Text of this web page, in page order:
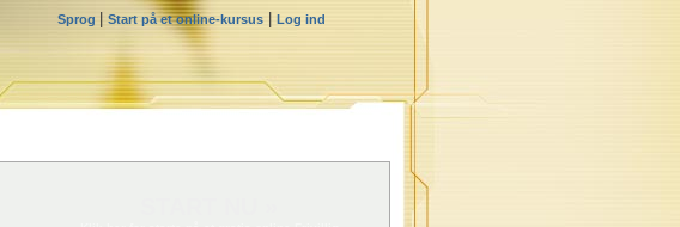
Sprog Start på et online-kursus Log ind